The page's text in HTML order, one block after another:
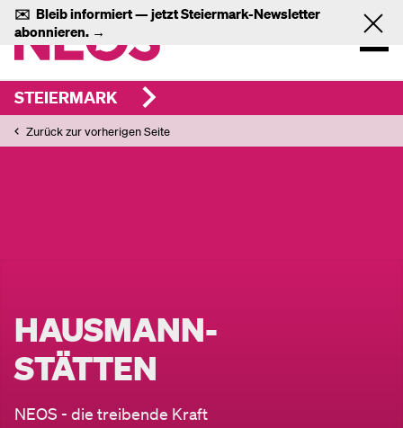
✉️ Bleib informiert — jetztSteiermark-Newsletter
abonnieren. →
STEIERMARK
Zurück zur vorherigen Seite
HAUSMANN-
STÄTTEN
NEOS - die treibende Kraft